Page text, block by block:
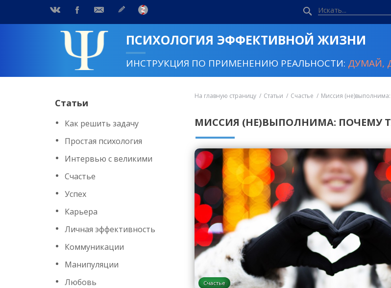
ПСИХОЛОГИЯ ЭФФЕКТИВНОЙ ЖИЗНИ
ИНСТРУКЦИЯ ПО ПРИМЕНЕНИЮ РЕАЛЬНОСТИ: ДУМАЙ,
Статьи
Как решить задачу
Простая психология
Интервью с великими
Счастье
Успех
Карьера
Личная эффективность
Коммуникации
Манипуляции
Любовь
На главную страницу Статьи Счастье Миссия
МИССИЯ (НЕ)ВЫПОЛНИМА: ПОЧЕМУ
Счастье